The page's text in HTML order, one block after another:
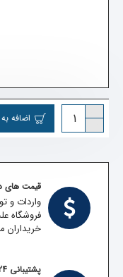
اضافه
قیمت های
واردات و
فروشگاه
خریداران
پشتیبانی 24 ساعته